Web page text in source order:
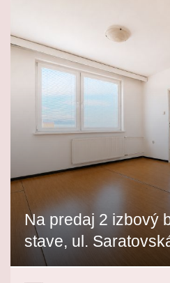
Na predaj 2 izbový
stave, ul.